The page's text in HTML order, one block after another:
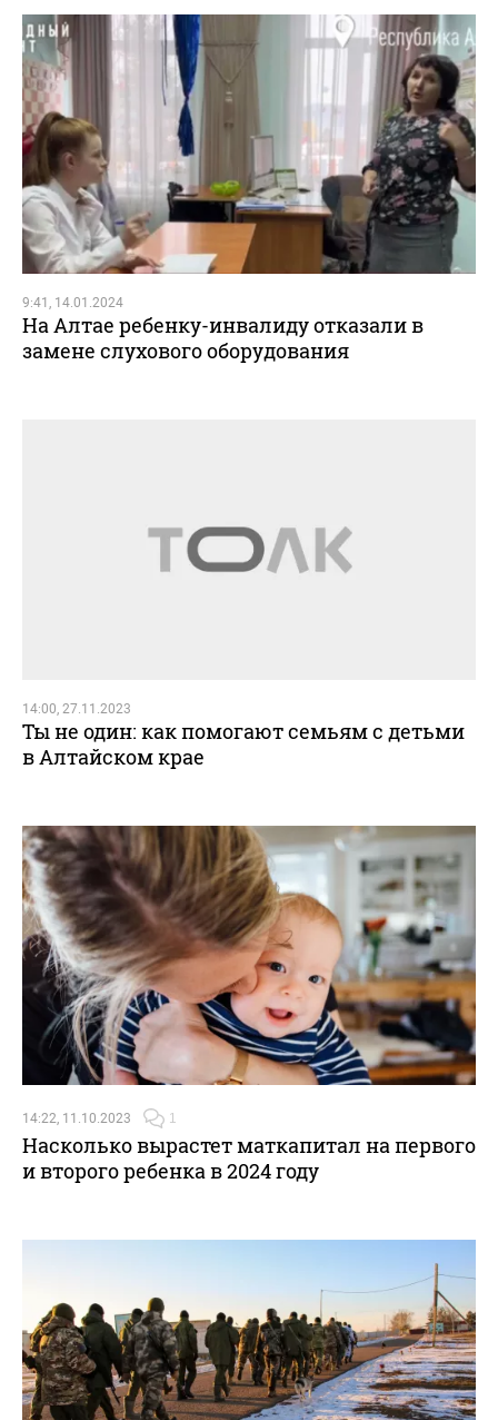
9:41, 14.01.2024
На Алтае ребенку-инвалиду отказали в
замене слухового оборудования
14:00, 27.11.2023
Ты не один: как помогают семьям с детьми
в Алтайском крае
14:22, 11.10.2023 1
Насколько вырастет маткапитал на первого
и второго ребенка в 2024 году